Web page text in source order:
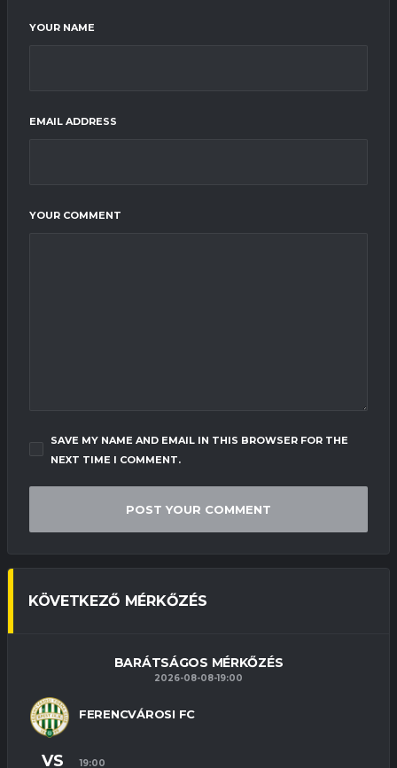
YOUR NAME
EMAIL ADDRESS
YOUR COMMENT
SAVE MY NAME AND EMAIL IN THIS BROWSER FOR THE
NEXT TIME I COMMENT.
KÖVETKEZŐ MÉRKŐZÉS
BARÁTSÁGOS MÉRKŐZÉS
2026-08-08-19:00
FERENCVÁROSI FC
VS 19:00